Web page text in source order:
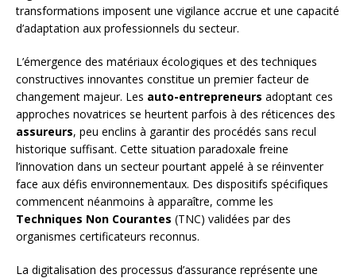
transformations imposent une vigilance accrue et une capacité
d’adaptation aux professionnels du secteur.
L’émergence des matériaux écologiques et des techniques
constructives innovantes constitue un premier facteur de
changement majeur. Les auto-entrepreneurs adoptant ces
approches novatrices se heurtent parfois à des réticences des
assureurs, peu enclins à garantir des procédés sans recul
historique suffisant. Cette situation paradoxale freine
l’innovation dans un secteur pourtant appelé à se réinventer
face aux défis environnementaux. Des dispositifs spécifiques
commencent néanmoins à apparaître, comme les
Techniques Non Courantes (TNC) validées par des
organismes certificateurs reconnus.
La digitalisation des processus d’assurance représente une